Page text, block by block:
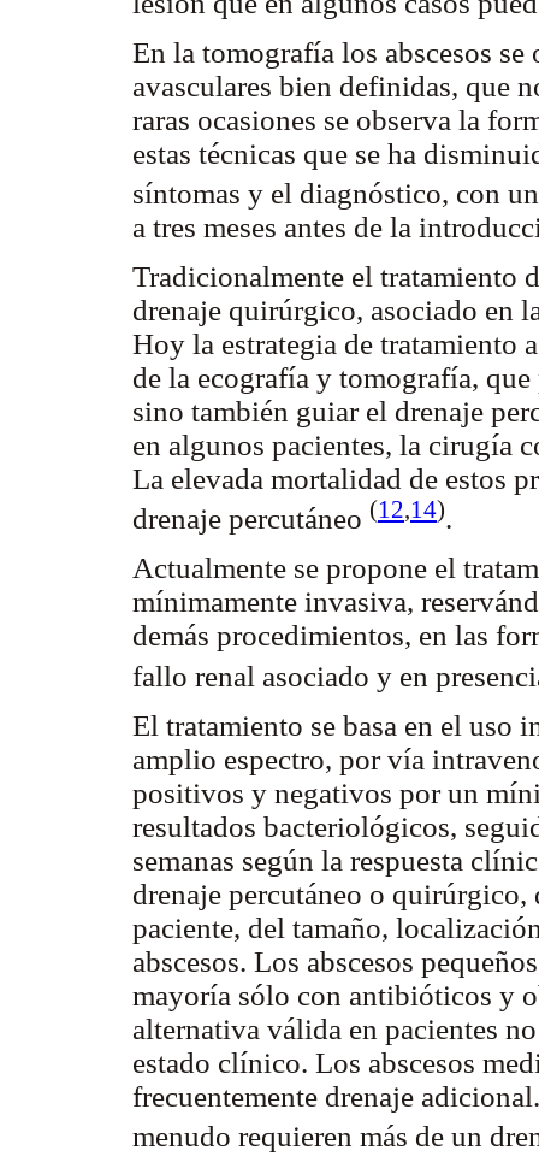
En la tomografía los abscesos se
avasculares bien definidas, que
raras ocasiones se observa la
estas técnicas que se ha
síntomas y el diagnóstico, con
a tres meses antes de la
Tradicionalmente el tratamiento
drenaje quirúrgico, asociado en
Hoy la estrategia de tratamiento
de la ecografía y tomografía,
sino también guiar el drenaje
en algunos pacientes, la cirugía
La elevada mortalidad de estos
drenaje percutáneo (12,14).
Actualmente se propone el
mínimamente invasiva,
demás procedimientos, en las
fallo renal asociado y en
El tratamiento se basa en el uso
amplio espectro, por vía
positivos y negativos por un
resultados bacteriológicos,
semanas según la respuesta
drenaje percutáneo o
paciente, del tamaño,
abscesos. Los abscesos
mayoría sólo con antibióticos y
alternativa válida en pacientes
estado clínico. Los abscesos
frecuentemente drenaje
menudo requieren más de un